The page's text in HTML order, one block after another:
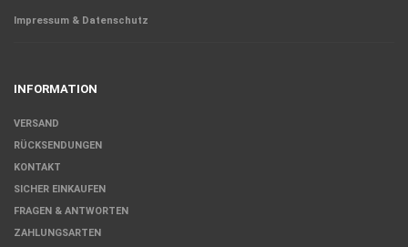
Impressum & Datenschutz
INFORMATION
VERSAND
RÜCKSENDUNGEN
KONTAKT
SICHER EINKAUFEN
FRAGEN & ANTWORTEN
ZAHLUNGSARTEN